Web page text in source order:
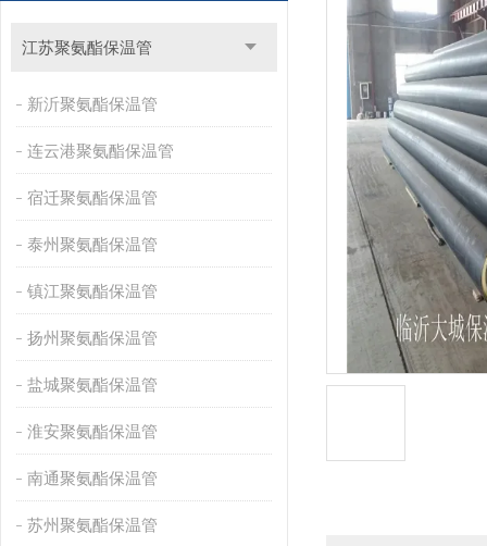
江苏聚氨酯保温管
新沂聚氨酯保温管
连云港聚氨酯保温管
宿迁聚氨酯保温管
泰州聚氨酯保温管
镇江聚氨酯保温管
扬州聚氨酯保温管
盐城聚氨酯保温管
淮安聚氨酯保温管
南通聚氨酯保温管
苏州聚氨酯保温管